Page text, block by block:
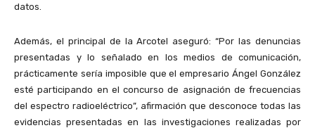
datos.
Además, el principal de la Arcotel aseguró: “Por las denuncias
presentadas y lo señalado en los medios de comunicación,
prácticamente sería imposible que el empresario Ángel González
esté participando en el concurso de asignación de frecuencias
del espectro radioeléctrico”, afirmación que desconoce todas las
evidencias presentadas en las investigaciones realizadas por